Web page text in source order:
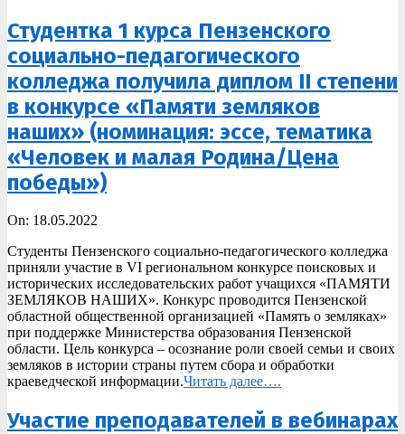
Студентка 1 курса Пензенского
социально-педагогического
колледжа получила диплом II степени
в конкурсе «Памяти земляков
наших» (номинация: эссе, тематика
«Человек и малая Родина/Цена
победы»)
2022-
18
On: 18.05.2022
Студенты Пензенского социально-педагогического колледжа
приняли участие в VI региональном конкурсе поисковых и
исторических исследовательских работ учащихся «ПАМЯТИ
ЗЕМЛЯКОВ НАШИХ». Конкурс проводится Пензенской
областной общественной организацией «Память о земляках»
при поддержке Министерства образования Пензенской
области. Цель конкурса – осознание роли своей семьи и своих
земляков в истории страны путем сбора и обработки
краеведческой информации.Читать далее….
Участие преподавателей в вебинарах